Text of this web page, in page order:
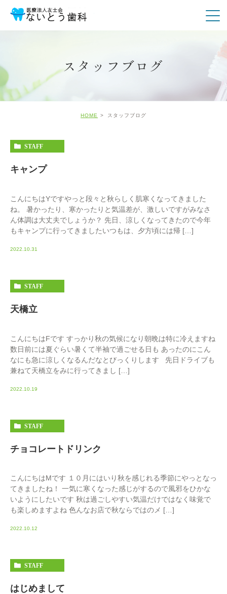
スタッフブログ
HOME スタッフブログ
STAFF
キャンプ
こんにちはYですやっと段々と秋らしく肌寒くなってきました
ね。 暑かったり、寒かったりと気温差が、激しいですがみなさ
ん体調は大丈夫でしょうか？ 先日、涼しくなってきたので今年
もキャンプに行ってきましたいつもは、夕方頃には帰 […]
2022.10.31
STAFF
天橋立
こんにちはFです すっかり秋の気候になり朝晩は特に冷えますね
数日前には夏ぐらい暑くて半袖で過ごせる日も あったのにこん
なにも急に涼しくなるんだなとびっくりします 先日ドライブも
兼ねて天橋立をみに行ってきまし […]
2022.10.19
STAFF
チョコレートドリンク
こんにちはMです １０月にはいり秋を感じれる季節にやっとなっ
てきましたね！ 一気に寒くなった感じがするので風邪をひかな
いようにしたいです 秋は過ごしやすい気温だけではなく味覚で
も楽しめますよね 色んなお店で秋ならではのメ […]
2022.10.12
STAFF
はじめまして